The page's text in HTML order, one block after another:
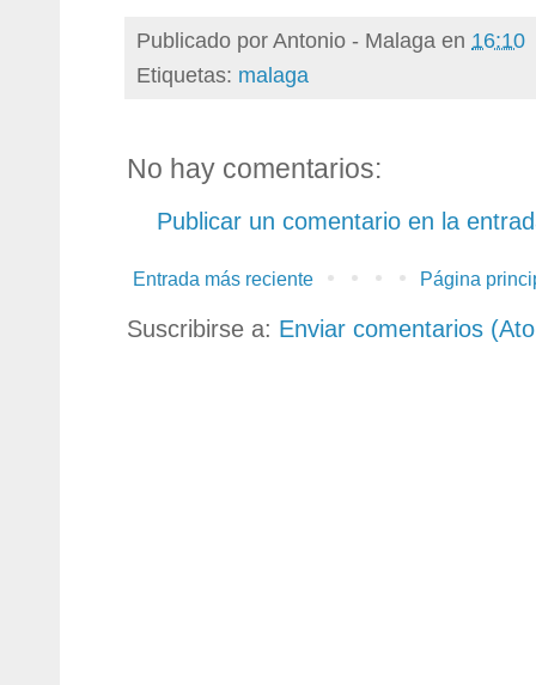
Publicado porAntonio - Malaga en 16:10
Etiquetas: malaga
No hay comentarios:
Publicar un comentario en la
Entrada más reciente Página
Suscribirse a: Enviar comentarios